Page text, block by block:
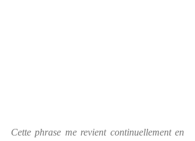
Cette phrase me revient continuellement en